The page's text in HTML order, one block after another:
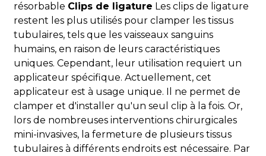
résorbable Clips de ligature Les clips de ligature
restent les plus utilisés pour clamper les tissus
tubulaires, tels que les vaisseaux sanguins
humains, en raison de leurs caractéristiques
uniques. Cependant, leur utilisation requiert un
applicateur spécifique. Actuellement, cet
applicateur est à usage unique. Il ne permet de
clamper et d'installer qu'un seul clip à la fois. Or,
lors de nombreuses interventions chirurgicales
mini-invasives, la fermeture de plusieurs tissus
tubulaires à différents endroits est nécessaire. Par